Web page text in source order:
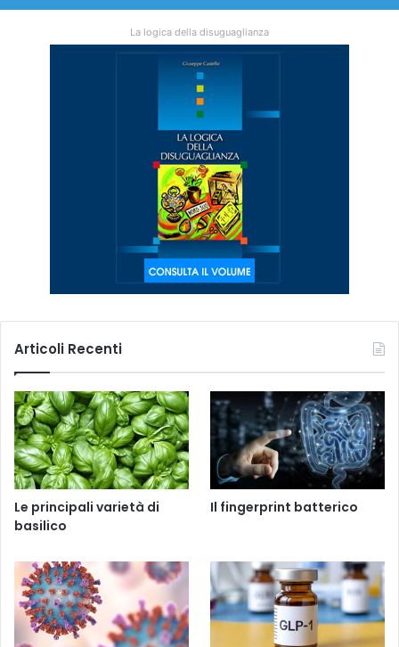
La logica della disuguaglianza
Articoli Recenti
Le principali varietà di
basilico
Il fingerprint batterico